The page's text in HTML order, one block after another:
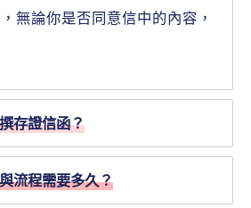
無論你是否同意信中的內容，
存證信函？
流程需要多久？